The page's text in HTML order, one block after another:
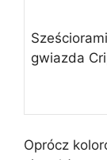
gwiazda
Oprócz